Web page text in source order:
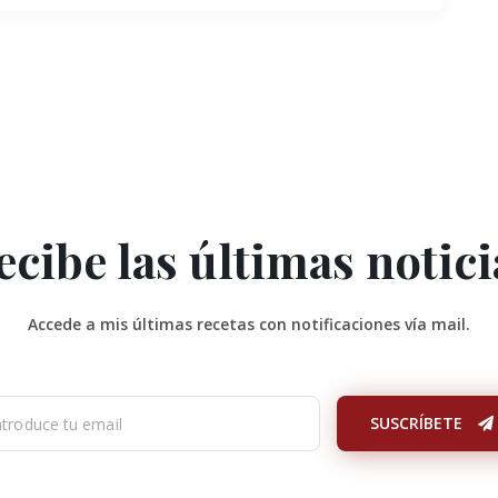
las últimas
Accede a mis últimas recetas con notificaciones vía mail.
SUSCRÍBETE